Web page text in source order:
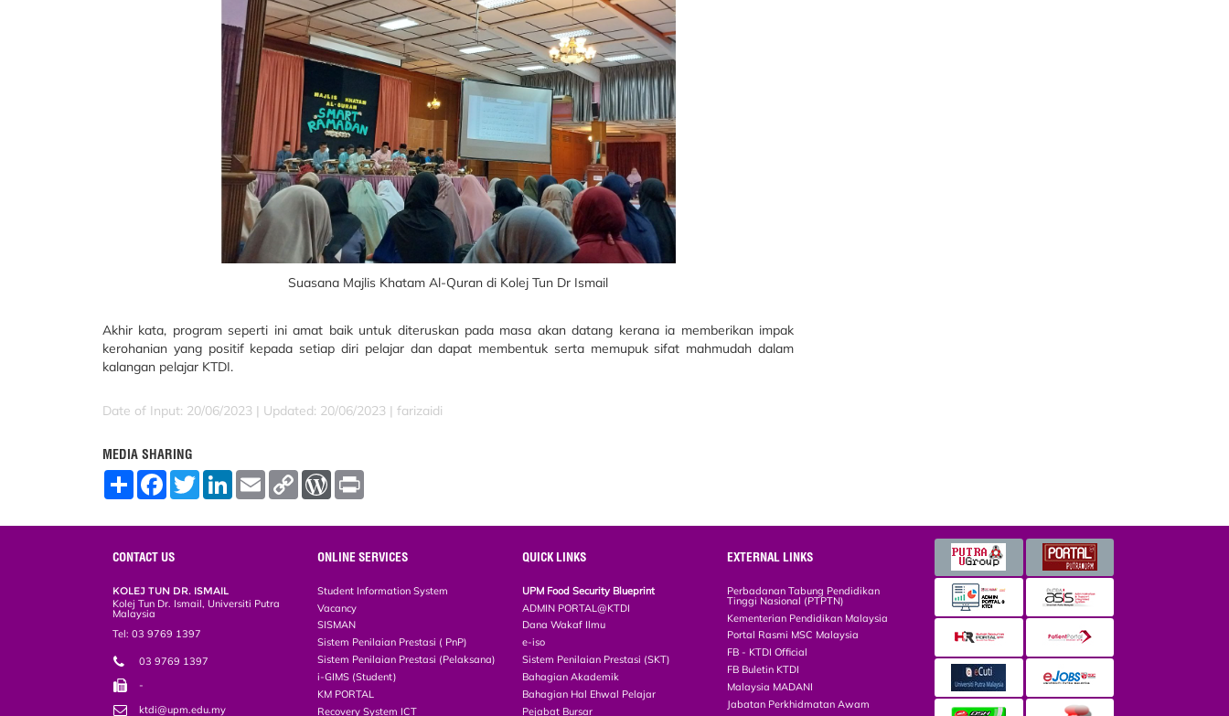
Suasana Majlis Khatam Al-Quran di Kolej Tun Dr Ismail
Akhir kata, program seperti ini amat baik untuk diteruskan pada masa akan datang kerana ia memberikan impak
kerohanian yang positif kepada setiap diri pelajar dan dapat membentuk serta memupuk sifat mahmudah dalam
kalangan pelajar KTDI.
Date of Input: 20/06/2023 | Updated: 20/06/2023 | farizaidi
MEDIA SHARING
S
F
o
o
T
w
L
E
m
C
W
r
e
s
CONTACT US
KOLEJ TUN DR. ISMAIL
Kolej Tun Dr. Ismail, Universiti Putra
Malaysia
Tel: 03 9769 1397
03 9769 1397
-
ktdi@upm.edu.my
ONLINE SERVICES
Student Information System
Vacancy
SISMAN
Sistem Penilaian Prestasi ( PnP)
Sistem Penilaian Prestasi (Pelaksana)
i-GIMS (Student)
KM PORTAL
Recovery System ICT
QUICK LINKS
UPM Food Security Blueprint
ADMIN PORTAL@KTDI
Dana Wakaf Ilmu
e-iso
Sistem Penilaian Prestasi (SKT)
Bahagian Akademik
Bahagian Hal Ehwal Pelajar
Pejabat Bursar
EXTERNAL LINKS
Perbadanan Tabung Pendidikan
Tinggi Nasional (PTPTN)
Kementerian Pendidikan Malaysia
Portal Rasmi MSC Malaysia
FB - KTDI Official
FB Buletin KTDI
Malaysia MADANI
Jabatan Perkhidmatan Awam